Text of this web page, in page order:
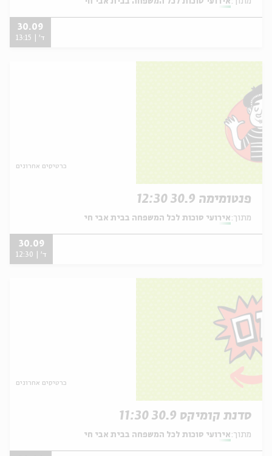
מתוך: אירועי סוכות לכל המשפחה בבית אבי חי
30.09
ד' | 13:15
כרטיסים אחרונים
פנטומימה 30.9 12:30
מתוך: אירועי סוכות לכל המשפחה בבית אבי חי
30.09
ד' | 12:30
כרטיסים אחרונים
סדנת קומיקס 30.9 11:30
מתוך: אירועי סוכות לכל המשפחה בבית אבי חי